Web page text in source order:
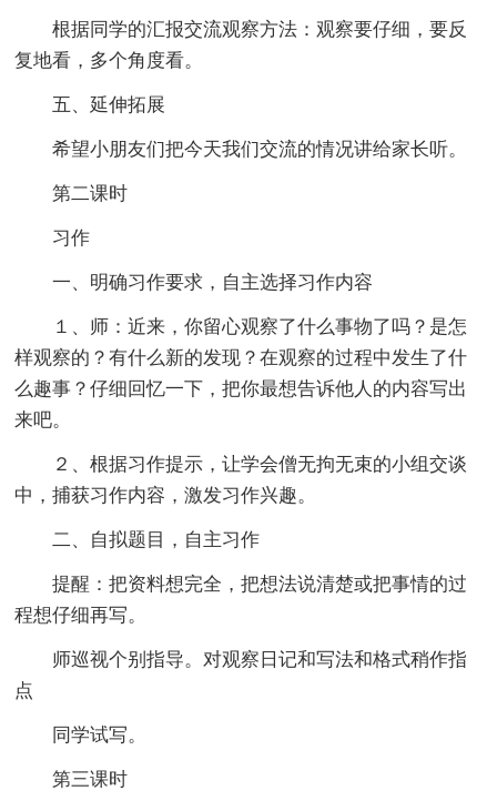
根据同学的汇报交流观察方法：观察要仔细，要反
复地看，多个角度看。
五、延伸拓展
希望小朋友们把今天我们交流的情况讲给家长听。
第二课时
习作
一、明确习作要求，自主选择习作内容
１、师：近来，你留心观察了什么事物了吗？是怎
样观察的？有什么新的发现？在观察的过程中发生了什
么趣事？仔细回忆一下，把你最想告诉他人的内容写出
来吧。
２、根据习作提示，让学会僧无拘无束的小组交谈
中，捕获习作内容，激发习作兴趣。
二、自拟题目，自主习作
提醒：把资料想完全，把想法说清楚或把事情的过
程想仔细再写。
师巡视个别指导。对观察日记和写法和格式稍作指
点
同学试写。
第三课时